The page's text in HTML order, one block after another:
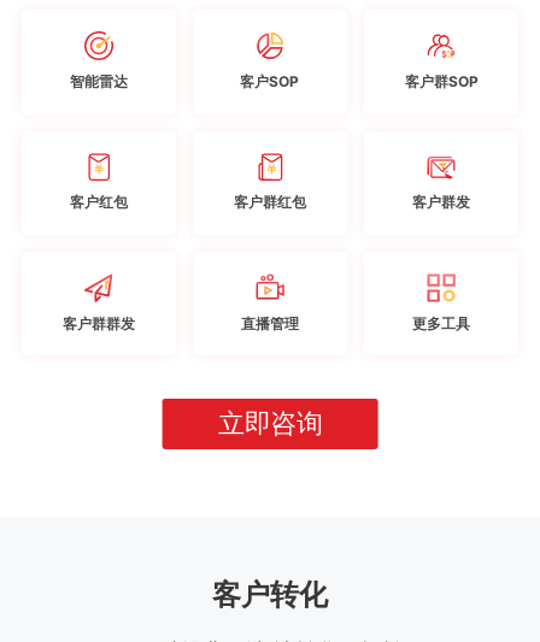
智能雷达 客户SOP 客户群SOP
客户红包 客户群红包 客户群发
客户群群发 直播管理 更多工具
立即咨询
客户转化